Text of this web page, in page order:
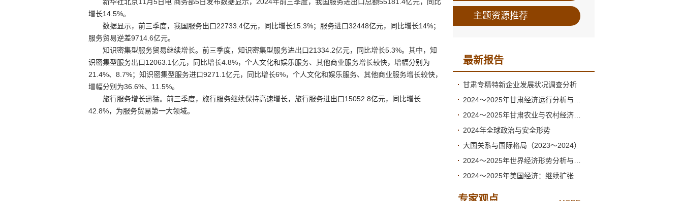
增长14.5%。
数据显示，前三季度，我国服务出口22733.4亿元，同比增长15.3%；服务进口32448亿元，同比增长14%；
服务贸易逆差9714.6亿元。
知识密集型服务贸易继续增长。前三季度，知识密集型服务进出口21334.2亿元，同比增长5.3%。其中，知
识密集型服务出口12063.1亿元，同比增长4.8%，个人文化和娱乐服务、其他商业服务增长较快，增幅分别为
21.4%、8.7%；知识密集型服务进口9271.1亿元，同比增长6%，个人文化和娱乐服务、其他商业服务增长较快，
增幅分别为36.6%、11.5%。
旅行服务增长迅猛。前三季度，旅行服务继续保持高速增长，旅行服务进出口15052.8亿元，同比增长
42.8%，为服务贸易第一大领域。
主题资源推荐
最新报告
甘肃专精特新企业发展状况调查分析
2024年全球政治与安全形势
大国关系与国际格局（2023～2024）
2024～2025年美国经济：继续扩张